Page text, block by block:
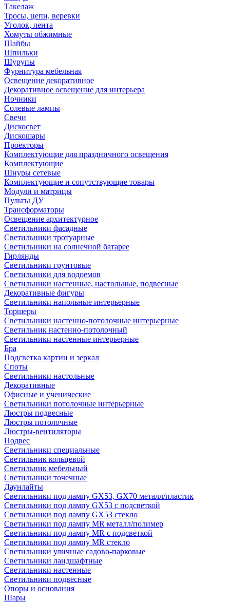
Такелаж
Тросы, цепи, веревки
Уголок, лента
Хомуты обжимные
Шайбы
Шпильки
Шурупы
Фурнитура мебельная
Освещение декоративное
Декоративное освещение для интерьера
Ночники
Солевые лампы
Свечи
Дискосвет
Дискошары
Проекторы
Комплектующие для праздничного освещения
Комплектующие
Шнуры сетевые
Комплектующие и сопутствующие товары
Модули и матрицы
Пульты ДУ
Трансформаторы
Освещение архитектурное
Светильники фасадные
Светильники тротуарные
Светильники на солнечной батарее
Гирлянды
Светильники грунтовые
Светильники для водоемов
Светильники настенные, настольные, подвесные
Декоративные фигуры
Светильники напольные интерьерные
Торшеры
Светильники настенно-потолочные интерьерные
Светильник настенно-потолочный
Светильники настенные интерьерные
Бра
Подсветка картин и зеркал
Споты
Светильники настольные
Декоративные
Офисные и ученические
Светильники потолочные интерьерные
Люстры подвесные
Люстры потолочные
Люстры-вентиляторы
Подвес
Светильники специальные
Светильник кольцевой
Светильник мебельный
Светильники точечные
Даунлайты
Светильники под лампу GX53, GX70 металл/пластик
Светильники под лампу GX53 с подсветкой
Светильники под лампу GX53 стекло
Светильники под лампу MR металл/полимер
Светильники под лампу MR с подсветкой
Светильники под лампу MR стекло
Светильники уличные садово-парковые
Светильники ландшафтные
Светильники настенные
Светильники подвесные
Опоры и основания
Шары